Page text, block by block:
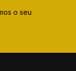
o seu